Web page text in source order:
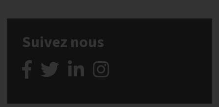
Suivez nous